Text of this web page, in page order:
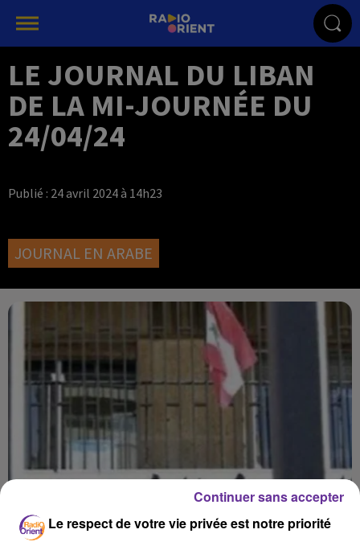
LE JOURNAL DU LIBAN
DE LA MI-JOURNÉE DU
24/04/24
Publié : 24 avril 2024 à 14h23
JOURNAL EN ARABE
Le respect de votre vie privée est notre priorité
Continuer sans accepter